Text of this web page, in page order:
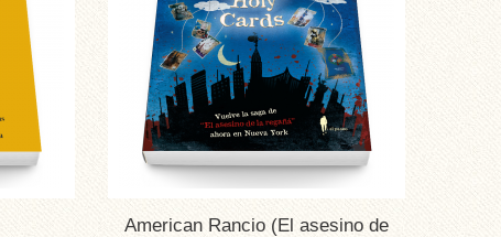
American Rancio (El asesino de